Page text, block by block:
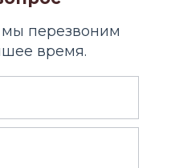
мы перезвоним
время.